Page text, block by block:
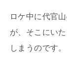
ロケ中に代官
が、そこにいた
しまうのです。